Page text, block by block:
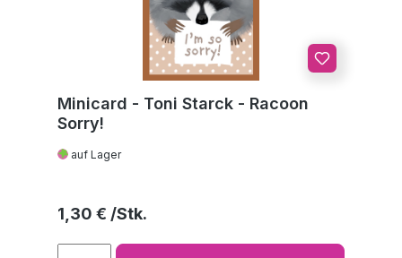
Minicard - Toni Starck - Racoon
Sorry!
auf Lager
Regulärer Preis:
1,30 €